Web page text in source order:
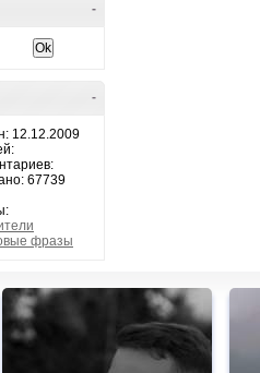
-
-
12.12.2009
67739
фразы